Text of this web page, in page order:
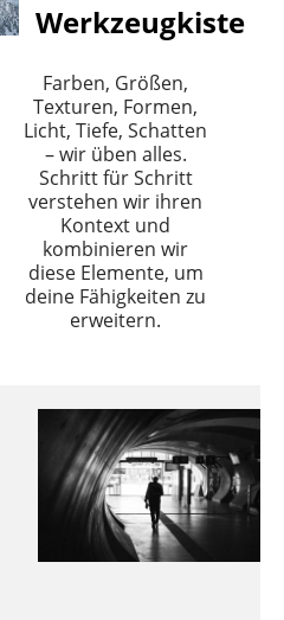
Werkzeugkiste
Farben, Größen,
Texturen, Formen,
Licht, Tiefe, Schatten
– wir üben alles.
Schritt für Schritt
verstehen wir ihren
Kontext und
kombinieren wir
diese Elemente, um
deine Fähigkeiten zu
erweitern.